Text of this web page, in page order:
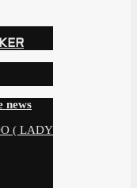
news
( LADY